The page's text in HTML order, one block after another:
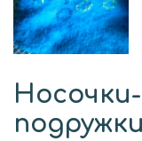
подружки